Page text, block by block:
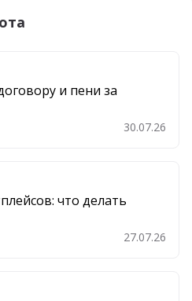
и пени за
30.07.26
что делать
27.07.26